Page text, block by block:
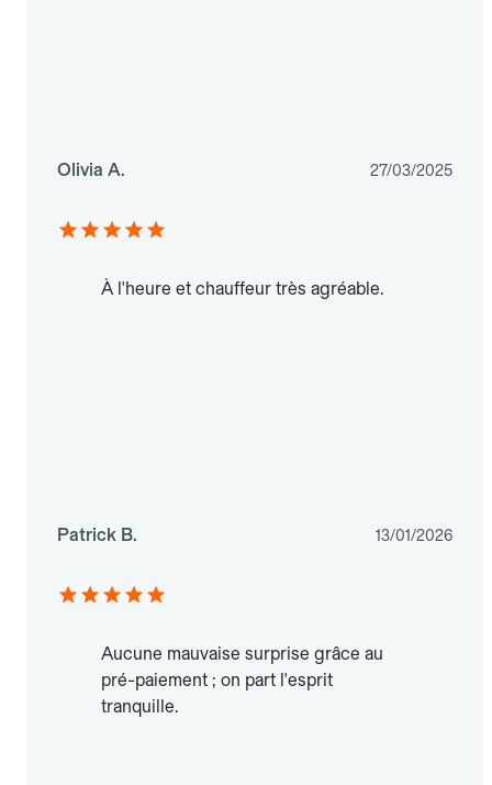
Olivia A. 27/03/2025
À l'heure et chauffeur très agréable.
Patrick B. 13/01/2026
Aucune mauvaise surprise grâce au
pré-paiement ; on part l'esprit
tranquille.